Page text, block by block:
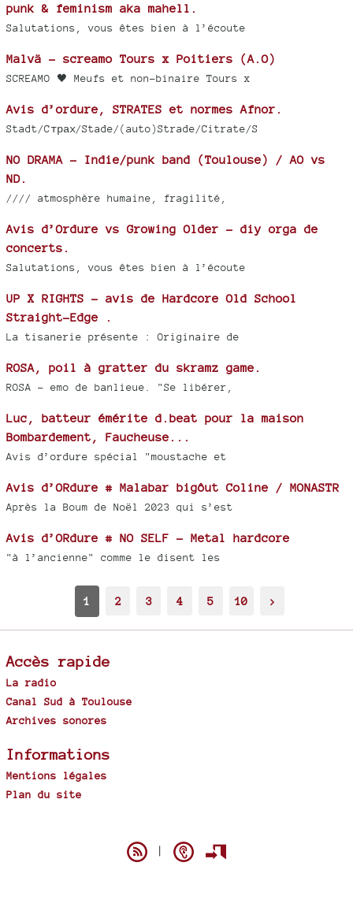
punk & feminism aka mahell.
Salutations, vous êtes bien à l’écoute
Malvä - screamo Tours x Poitiers (A.O)
SCREAMO 🖤 Meufs et non-binaire Tours x
Avis d’ordure, STRATES et normes Afnor.
Stadt/Cтрах/Stade/(auto)Strade/Citrate/S
NO DRAMA - Indie/punk band (Toulouse) / AO vs
ND.
//// atmosphère humaine, fragilité,
Avis d’Ordure vs Growing Older - diy orga de
concerts.
Salutations, vous êtes bien à l’écoute
UP X RIGHTS - avis de Hardcore Old School
Straight-Edge .
La tisanerie présente : Originaire de
ROSA, poil à gratter du skramz game.
ROSA - emo de banlieue. "Se libérer,
Luc, batteur émérite d.beat pour la maison
Bombardement, Faucheuse...
Avis d’ordure spécial "moustache et
Avis d’ORdure # Malabar bigôut Coline / MONASTR
Après la Boum de Noël 2023 qui s’est
Avis d’ORdure # NO SELF - Metal hardcore
"à l’ancienne" comme le disent les
1 2 3 4 5 10 >
Accès rapide
La radio
Canal Sud à Toulouse
Archives sonores
Informations
Mentions légales
Plan du site
|